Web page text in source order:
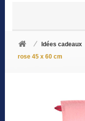
Idées cadeaux
rose 45 x 60 cm